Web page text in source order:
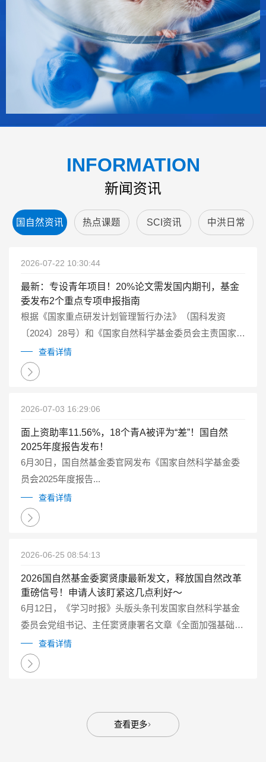
INFORMATION
新闻资讯
国自然资讯 热点课题 SCI资讯 中洪日常
2026-07-22 10:30:44
最新：专设青年项目！20%论文需发国内期刊，基金
委发布2个重点专项申报指南
根据《国家重点研发计划管理暂行办法》（国科发资
〔2024〕28号）和《国家自然科学基金委员会主责国家重
点研发计划重点专项管理实施细则（试行）》（国科金发
计〔2025〕1号）有关要求...
查看详情
2026-07-03 16:29:06
面上资助率11.56%，18个青A被评为“差”！国自然
2025年度报告发布！
6月30日，国自然基金委官网发布《国家自然科学基金委
员会2025年度报告...
查看详情
2026-06-25 08:54:13
2026国自然基金委窦贤康最新发文，释放国自然改革
重磅信号！申请人该盯紧这几点利好～
6月12日，《学习时报》头版头条刊发国家自然科学基金
委员会党组书记、主任窦贤康署名文章《全面加强基础研
究 打牢科技强国建设根基》。这篇长文系统阐述了新时
代“为什么要加强基础研究”“如何加强基础研究”等重大理
论和实践问题。...
查看详情
查看更多